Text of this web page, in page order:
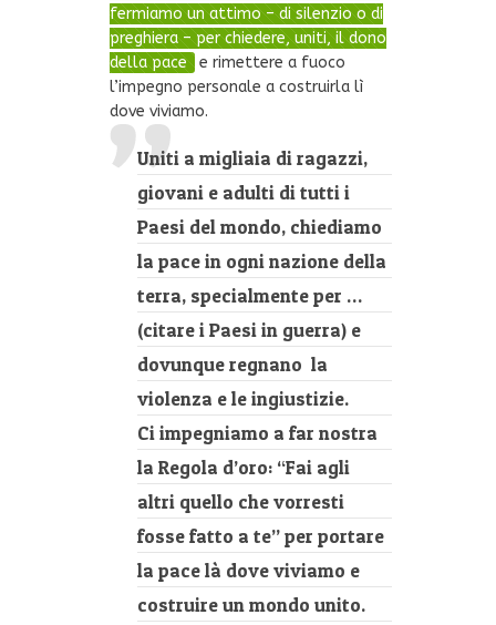
fermiamo un attimo – di silenzio o di
preghiera – per chiedere, uniti, il dono
della pace
e rimettere a fuoco
l’impegno personale a costruirla lì
dove viviamo.
Uniti a migliaia di ragazzi,
giovani e adulti di tutti i
Paesi del mondo, chiediamo
la pace in ogni nazione della
terra, specialmente per …
(citare i Paesi in guerra) e
dovunque regnano la
violenza e le ingiustizie.
Ci impegniamo a far nostra
la Regola d’oro: “Fai agli
altri quello che vorresti
fosse fatto a te” per portare
la pace là dove viviamo e
costruire un mondo unito.